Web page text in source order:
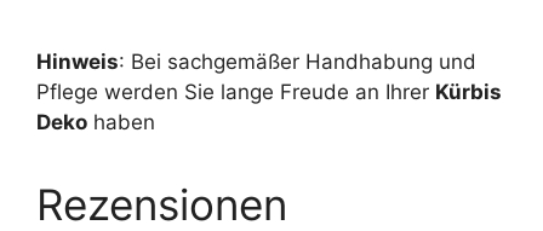
Hinweis: Bei sachgemäßer Handhabung und
Pflege werden Sie lange Freude an Ihrer Kürbis
Deko haben
Rezensionen